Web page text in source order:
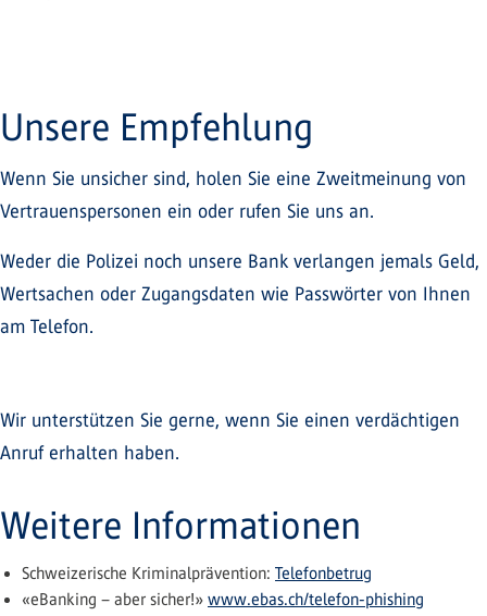
Unsere Empfehlung
Wenn Sie unsicher sind, holen Sie eine Zweitmeinung von
Vertrauenspersonen ein oder rufen Sie uns an.
Weder die Polizei noch unsere Bank verlangen jemals Geld,
Wertsachen oder Zugangsdaten wie Passwörter von Ihnen
am Telefon.
Wir unterstützen Sie gerne, wenn Sie einen verdächtigen
Anruf erhalten haben.
Weitere Informationen
Schweizerische Kriminalprävention: Telefonbetrug
«eBanking – aber sicher!» www.ebas.ch/telefon-phishing